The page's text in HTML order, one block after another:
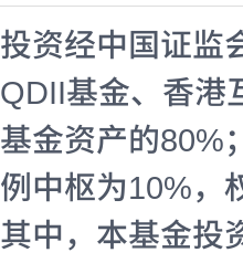
投资经中国证监
QDII基金、香港
基金资产的80%
例中枢为10%，
其中，本基金投